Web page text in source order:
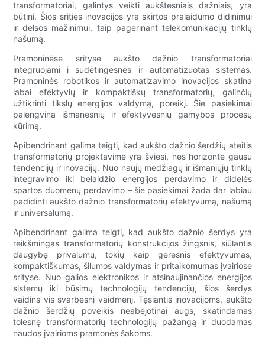
transformatoriai, galintys veikti aukštesniais dažniais, yra
būtini. Šios srities inovacijos yra skirtos pralaidumo didinimui
ir delsos mažinimui, taip pagerinant telekomunikacijų tinklų
našumą.
Pramoninėse srityse aukšto dažnio transformatoriai
integruojami į sudėtingesnes ir automatizuotas sistemas.
Pramoninės robotikos ir automatizavimo inovacijos skatina
labai efektyvių ir kompaktiškų transformatorių, galinčių
užtikrinti tikslų energijos valdymą, poreikį. Šie pasiekimai
palengvina išmanesnių ir efektyvesnių gamybos procesų
kūrimą.
Apibendrinant galima teigti, kad aukšto dažnio šerdžių ateitis
transformatorių projektavime yra šviesi, nes horizonte gausu
tendencijų ir inovacijų. Nuo naujų medžiagų ir išmaniųjų tinklų
integravimo iki belaidžio energijos perdavimo ir didelės
spartos duomenų perdavimo – šie pasiekimai žada dar labiau
padidinti aukšto dažnio transformatorių efektyvumą, našumą
ir universalumą.
Apibendrinant galima teigti, kad aukšto dažnio šerdys yra
reikšmingas transformatorių konstrukcijos žingsnis, siūlantis
daugybę privalumų, tokių kaip geresnis efektyvumas,
kompaktiškumas, šilumos valdymas ir pritaikomumas įvairiose
srityse. Nuo galios elektronikos ir atsinaujinančios energijos
sistemų iki būsimų technologijų tendencijų, šios šerdys
vaidins vis svarbesnį vaidmenį. Tęsiantis inovacijoms, aukšto
dažnio šerdžių poveikis neabejotinai augs, skatindamas
tolesnę transformatorių technologijų pažangą ir duodamas
naudos įvairioms pramonės šakoms.